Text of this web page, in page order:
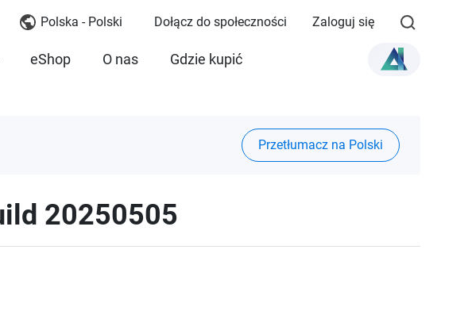
Polska - Polski Dołącz do społeczności Zaloguj się
eShop O nas Gdzie kupić
Przetłumacz na Polski
20250505